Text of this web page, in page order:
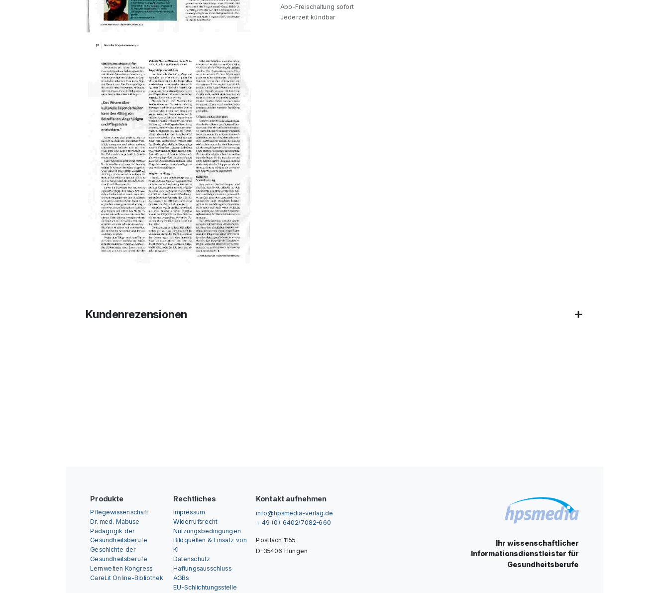
Abo-Freischaltung sofort
Jederzeit kündbar
Kundenrezensionen
Produkte
Pflegewissenschaft
Dr. med. Mabuse
Pädagogik der
Gesundheitsberufe
Geschichte der
Gesundheitsberufe
Lernwelten Kongress
CareLit Online-Bibliothek
Rechtliches
Impressum
Widerrufsrecht
Nutzungsbedingungen
Bildquellen & Einsatz von
KI
Datenschutz
Haftungsausschluss
AGBs
EU-Schlichtungsstelle
Kontakt aufnehmen
info@hpsmedia-verlag.de
+ 49 (0) 6402/7082-660
Postfach 1155
D-35406 Hungen
Ihr wissenschaftlicher
Informationsdienstleister für
Gesundheitsberufe